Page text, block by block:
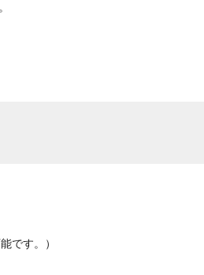
です。）